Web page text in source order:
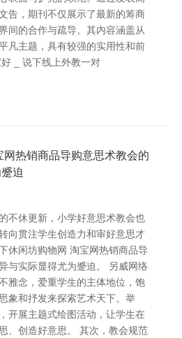
告，期刊不仅展示了最新的筹商
间的合作与疏导。其内容涵盖从
凡主题，具有较强的实用性和前
_ 说下线上外教一对
热销商品导购意思术教会的
迫
不休更新，小学好意思术教会也
向贯注学生创造力和审好意思才
休闲坊购物网 淘宝网热销商品导
与实际显得尤为蹙迫。 另威网络
雅念，爱重学生的主体地位，饱
象和抒发来探索艺术天下。举
开展主题式绘图活动，让学生在
、创造好意思。 其次，教会规范